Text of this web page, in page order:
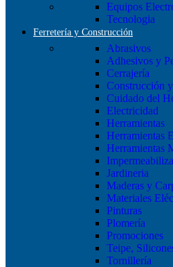
Equipos
Tecnologia
Ferretería y Construcción
Abrasivos
Adhesivos y
Cerrajería
Construcción
Cuidado del
Electricidad
Herramientas
Herramientas
Herramientas
Jardineria
Maderas y
Materiales
Pinturas
Plomería
Promociones
Teipe,
Tornillería